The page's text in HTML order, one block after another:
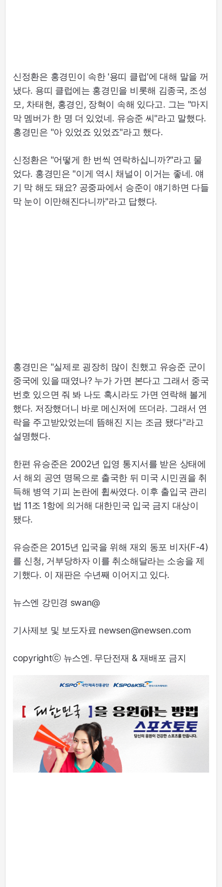
신정환은 홍경민이 속한 '용띠 클럽'에 대해 말을 꺼
냈다. 용띠 클럽에는 홍경민을 비롯해 김종국, 조성
모, 차태현, 홍경인, 장혁이 속해 있다고. 그는 "마지
막 멤버가 한 명 더 있었네. 유승준 씨"라고 말했다.
홍경민은 "아 있었죠 있었죠"라고 했다.
신정환은 "어떻게 한 번씩 연락하십니까?"라고 물
었다. 홍경민은 "이게 역시 채널이 이거는 좋네. 얘
기 막 해도 돼요? 공중파에서 승준이 얘기하면 다들
막 눈이 이만해진다니까"라고 답했다.
홍경민은 "실제로 굉장히 많이 친했고 유승준 군이
중국에 있을 때였나? 누가 가면 본다고 그래서 중국
번호 있으면 줘 봐 나도 혹시라도 가면 연락해 볼게
했다. 저장했더니 바로 메신저에 뜨더라. 그래서 연
락을 주고받았었는데 뜸해진 지는 조금 됐다"라고
설명했다.
한편 유승준은 2002년 입영 통지서를 받은 상태에
서 해외 공연 명목으로 출국한 뒤 미국 시민권을 취
득해 병역 기피 논란에 휩싸였다. 이후 출입국 관리
법 11조 1항에 의거해 대한민국 입국 금지 대상이
됐다.
유승준은 2015년 입국을 위해 재외 동포 비자(F-4)
를 신청, 거부당하자 이를 취소해달라는 소송을 제
기했다. 이 재판은 수년째 이어지고 있다.
뉴스엔 강민경 swan@
기사제보 및 보도자료 newsen@newsen.com
copyrightⓒ 뉴스엔. 무단전재 & 재배포 금지